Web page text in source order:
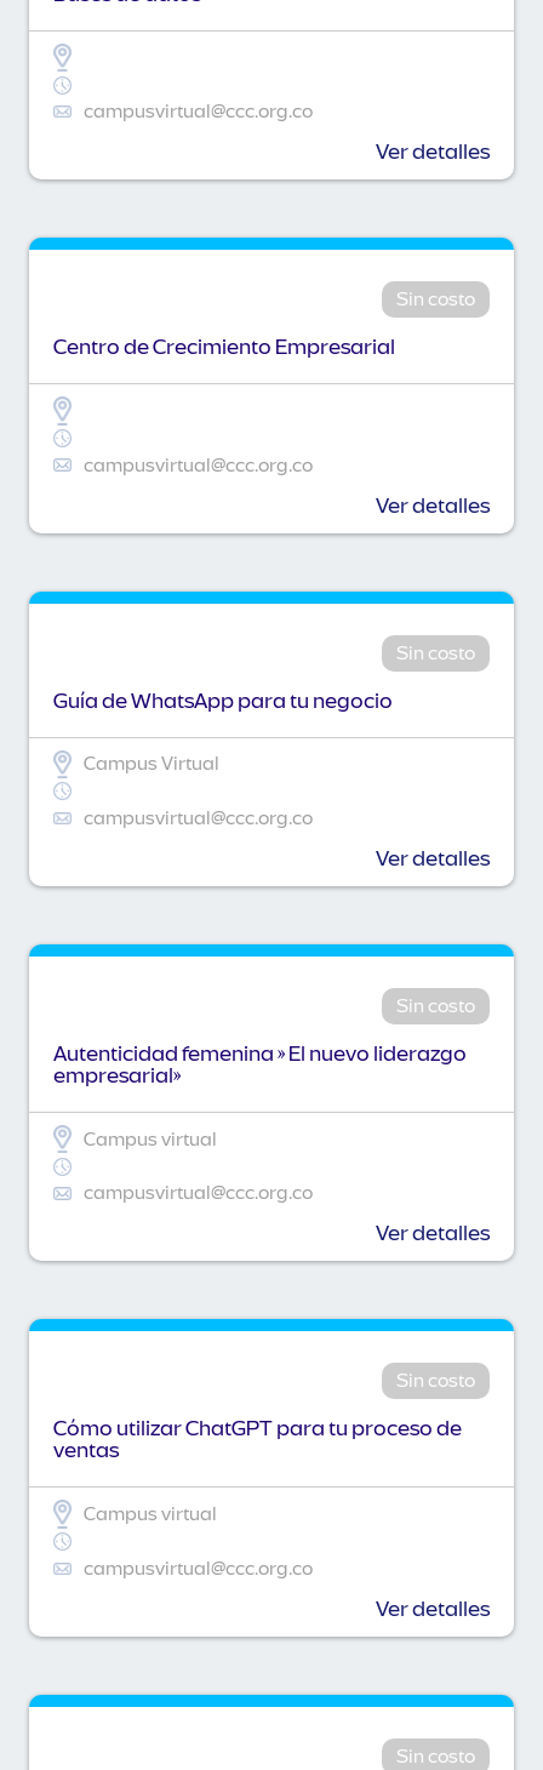
campusvirtual@ccc.org.co
Ver detalles
Sin costo
Centro de Crecimiento Empresarial
campusvirtual@ccc.org.co
Ver detalles
Sin costo
Guía de WhatsApp para tu negocio
Campus Virtual
campusvirtual@ccc.org.co
Ver detalles
Sin costo
Autenticidad femenina » El nuevo liderazgo
empresarial»
Campus virtual
campusvirtual@ccc.org.co
Ver detalles
Sin costo
Cómo utilizar ChatGPT para tu proceso de
ventas
Campus virtual
campusvirtual@ccc.org.co
Ver detalles
Sin costo